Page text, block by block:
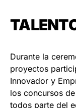
Durante la
proyectos
Innovador y
los concursos
todos parte del